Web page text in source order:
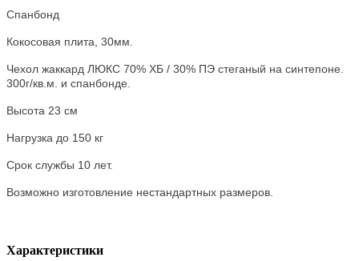
Спанбонд
Кокосовая плита, 30мм.
Чехол жаккард ЛЮКС 70% ХБ / 30% ПЭ стеганый на синтепоне.
300г/кв.м. и спанбонде.
Высота 23 см
Нагрузка до 150 кг
Срок службы 10 лет.
Возможно изготовление нестандартных размеров.
Характеристики